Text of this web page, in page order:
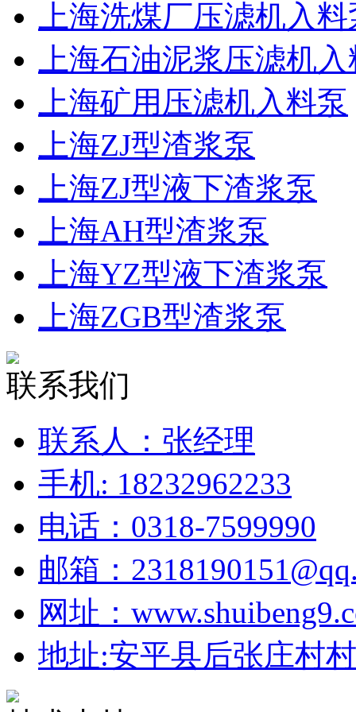
上海洗煤厂压滤机入
上海石油泥浆压滤机
上海矿用压滤机入料泵
上海ZJ型渣浆泵
上海ZJ型液下渣浆泵
上海AH型渣浆泵
上海YZ型液下渣浆泵
上海ZGB型渣浆泵
联系我们
联系人：张经理
手机: 18232962233
电话：0318-7599990
邮箱：
网址：
地址:安平县后张庄村